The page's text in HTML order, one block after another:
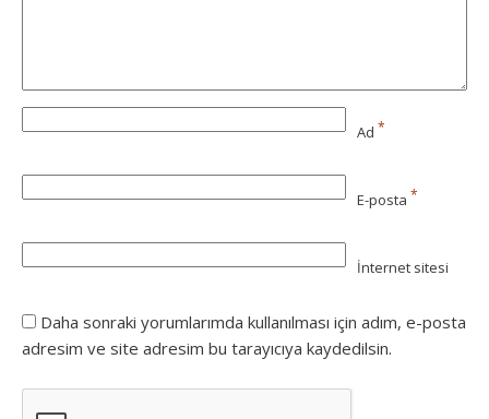
Ad *
E-posta *
İnternet sitesi
Daha sonraki yorumlarımda kullanılması için adım, e-posta
adresim ve site adresim bu tarayıcıya kaydedilsin.